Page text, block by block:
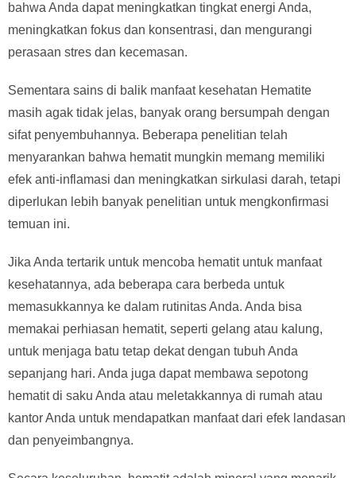
bahwa Anda dapat meningkatkan tingkat energi Anda,
meningkatkan fokus dan konsentrasi, dan mengurangi
perasaan stres dan kecemasan.
Sementara sains di balik manfaat kesehatan Hematite
masih agak tidak jelas, banyak orang bersumpah dengan
sifat penyembuhannya. Beberapa penelitian telah
menyarankan bahwa hematit mungkin memang memiliki
efek anti-inflamasi dan meningkatkan sirkulasi darah, tetapi
diperlukan lebih banyak penelitian untuk mengkonfirmasi
temuan ini.
Jika Anda tertarik untuk mencoba hematit untuk manfaat
kesehatannya, ada beberapa cara berbeda untuk
memasukkannya ke dalam rutinitas Anda. Anda bisa
memakai perhiasan hematit, seperti gelang atau kalung,
untuk menjaga batu tetap dekat dengan tubuh Anda
sepanjang hari. Anda juga dapat membawa sepotong
hematit di saku Anda atau meletakkannya di rumah atau
kantor Anda untuk mendapatkan manfaat dari efek landasan
dan penyeimbangnya.